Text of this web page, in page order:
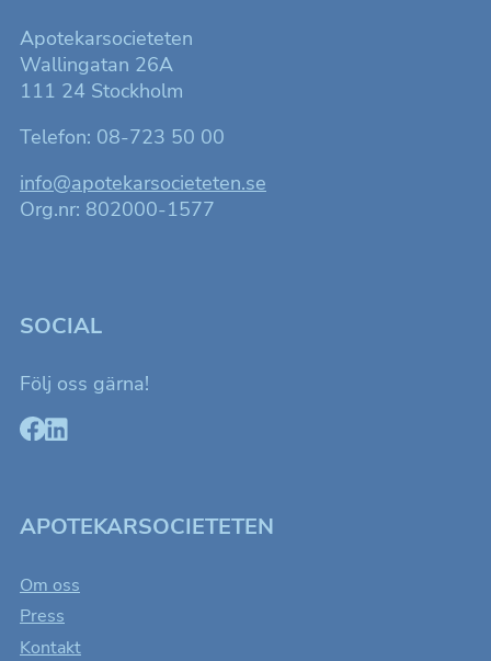
Apotekarsocieteten
Wallingatan 26A
111 24 Stockholm
Telefon: 08-723 50 00
info@apotekarsocieteten.se
Org.nr: 802000-1577
SOCIAL
Följ oss gärna!
APOTEKARSOCIETETEN
Om oss
Press
Kontakt